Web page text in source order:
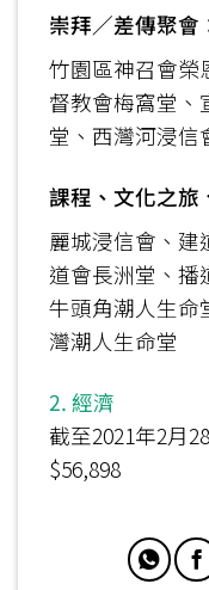
崇拜／差傳聚會
竹園區神召會榮
督教會梅窩堂、
堂、西灣河浸信
課程、文化之旅
麗城浸信會、建
道會長洲堂、播
牛頭角潮人生命
灣潮人生命堂
2. 經濟
截至2021年2月
$56,898